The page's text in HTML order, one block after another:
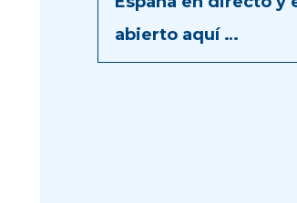
abierto aquí …